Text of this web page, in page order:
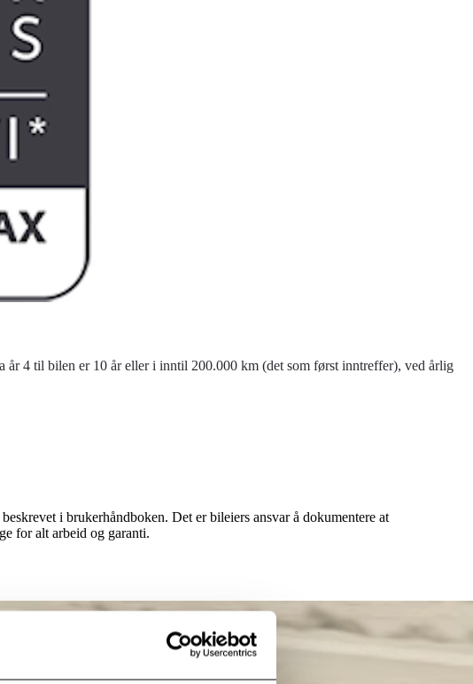
år 4 til bilen er 10 år eller i inntil 200.000 km (det som først inntreffer), ved årlig
i brukerhåndboken. Det er bileiers ansvar å dokumentere at
for alt arbeid og garanti.